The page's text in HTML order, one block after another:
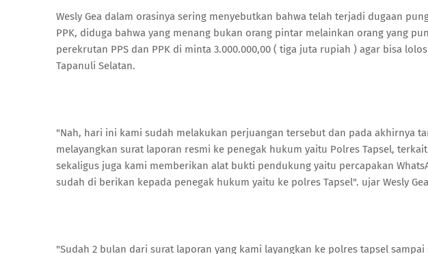
Wesly Gea dalam orasinya sering menyebutkan bahwa telah terjadi dugaan
PPK, diduga bahwa yang menang bukan orang pintar melainkan orang yang
perekrutan PPS dan PPK di minta 3.000.000,00 ( tiga juta rupiah ) agar bisa
Tapanuli Selatan.
"Nah, hari ini kami sudah melakukan perjuangan tersebut dan pada akhirnya
melayangkan surat laporan resmi ke penegak hukum yaitu Polres Tapsel,
sekaligus juga kami memberikan alat bukti pendukung yaitu percapakan
sudah di berikan kepada penegak hukum yaitu ke polres Tapsel". ujar Wesly
"Sudah 2 bulan dari surat laporan yang kami layangkan ke polres tapsel